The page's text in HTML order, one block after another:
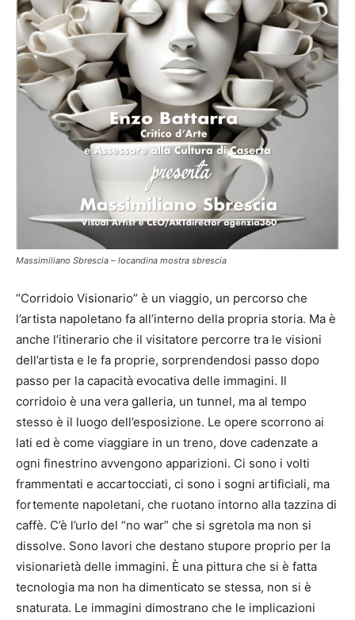
Massimiliano Sbrescia – locandina mostra sbrescia
“Corridoio Visionario” è un viaggio, un percorso che
l’artista napoletano fa all’interno della propria storia. Ma è
anche l’itinerario che il visitatore percorre tra le visioni
dell’artista e le fa proprie, sorprendendosi passo dopo
passo per la capacità evocativa delle immagini. Il
corridoio è una vera galleria, un tunnel, ma al tempo
stesso è il luogo dell’esposizione. Le opere scorrono ai
lati ed è come viaggiare in un treno, dove cadenzate a
ogni finestrino avvengono apparizioni. Ci sono i volti
frammentati e accartocciati, ci sono i sogni artificiali, ma
fortemente napoletani, che ruotano intorno alla tazzina di
caffè. C’è l’urlo del “no war” che si sgretola ma non si
dissolve. Sono lavori che destano stupore proprio per la
visionarietà delle immagini. È una pittura che si è fatta
tecnologia ma non ha dimenticato se stessa, non si è
snaturata. Le immagini dimostrano che le implicazioni